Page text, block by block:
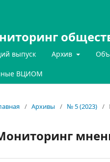
выпуск Архив
ВЦИОМ
/ Архивы / № 5 (2023) /